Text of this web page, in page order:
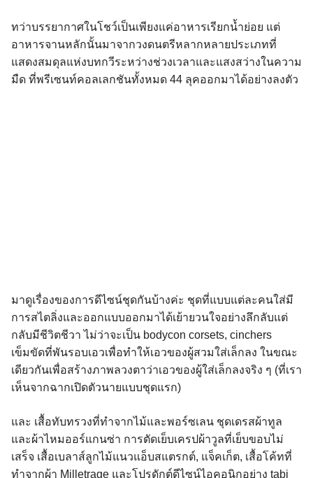
ทว่าบรรยากาศในโชว์เป็นเพียงแค่อาหารเรียกน้ำย่อย แต่
อาหารจานหลักนั้นมาจากวงดนตรีหลากหลายประเภทที่
แสดงสมดุลแห่งบทกวีระหว่างช่วงเวลาและแสงสว่างในความ
มืด ที่พรีเซนท์คอลเลกชันทั้งหมด 44 ลุคออกมาได้อย่างลงตัว
มาดูเรื่องของการดีไซน์ชุดกันบ้างค่ะ ชุดที่แบบแต่ละคนใส่มี
การสไตลิ่งและออกแบบออกมาได้เย้ายวนใจอย่างลึกลับแต่
กลับมีชีวิตชีวา ไม่ว่าจะเป็น bodycon corsets, cinchers
เข็มขัดที่พันรอบเอวเพื่อทำให้เอวของผู้สวมใส่เล็กลง ในขณะ
เดียวกันเพื่อสร้างภาพลวงตาว่าเอวของผู้ใส่เล็กลงจริง ๆ (ที่เรา
เห็นจากฉากเปิดตัวนายแบบชุดแรก)
และ เสื้อทับทรวงที่ทำจากไม้และพอร์ซเลน ชุดเดรสผ้าทูล
และผ้าไหมออร์แกนซ่า การตัดเย็บเครปผ้าวูลที่เย็บขอบไม่
เสร็จ เสื้อเบลาส์ลูกไม้แนวแอ็บสแตรกต์, แจ็คเก็ต, เสื้อโค้ทที่
ทำจากผ้า Milletrage และโปรดักต์ดีไซน์ไอคอนิกอย่าง tabi